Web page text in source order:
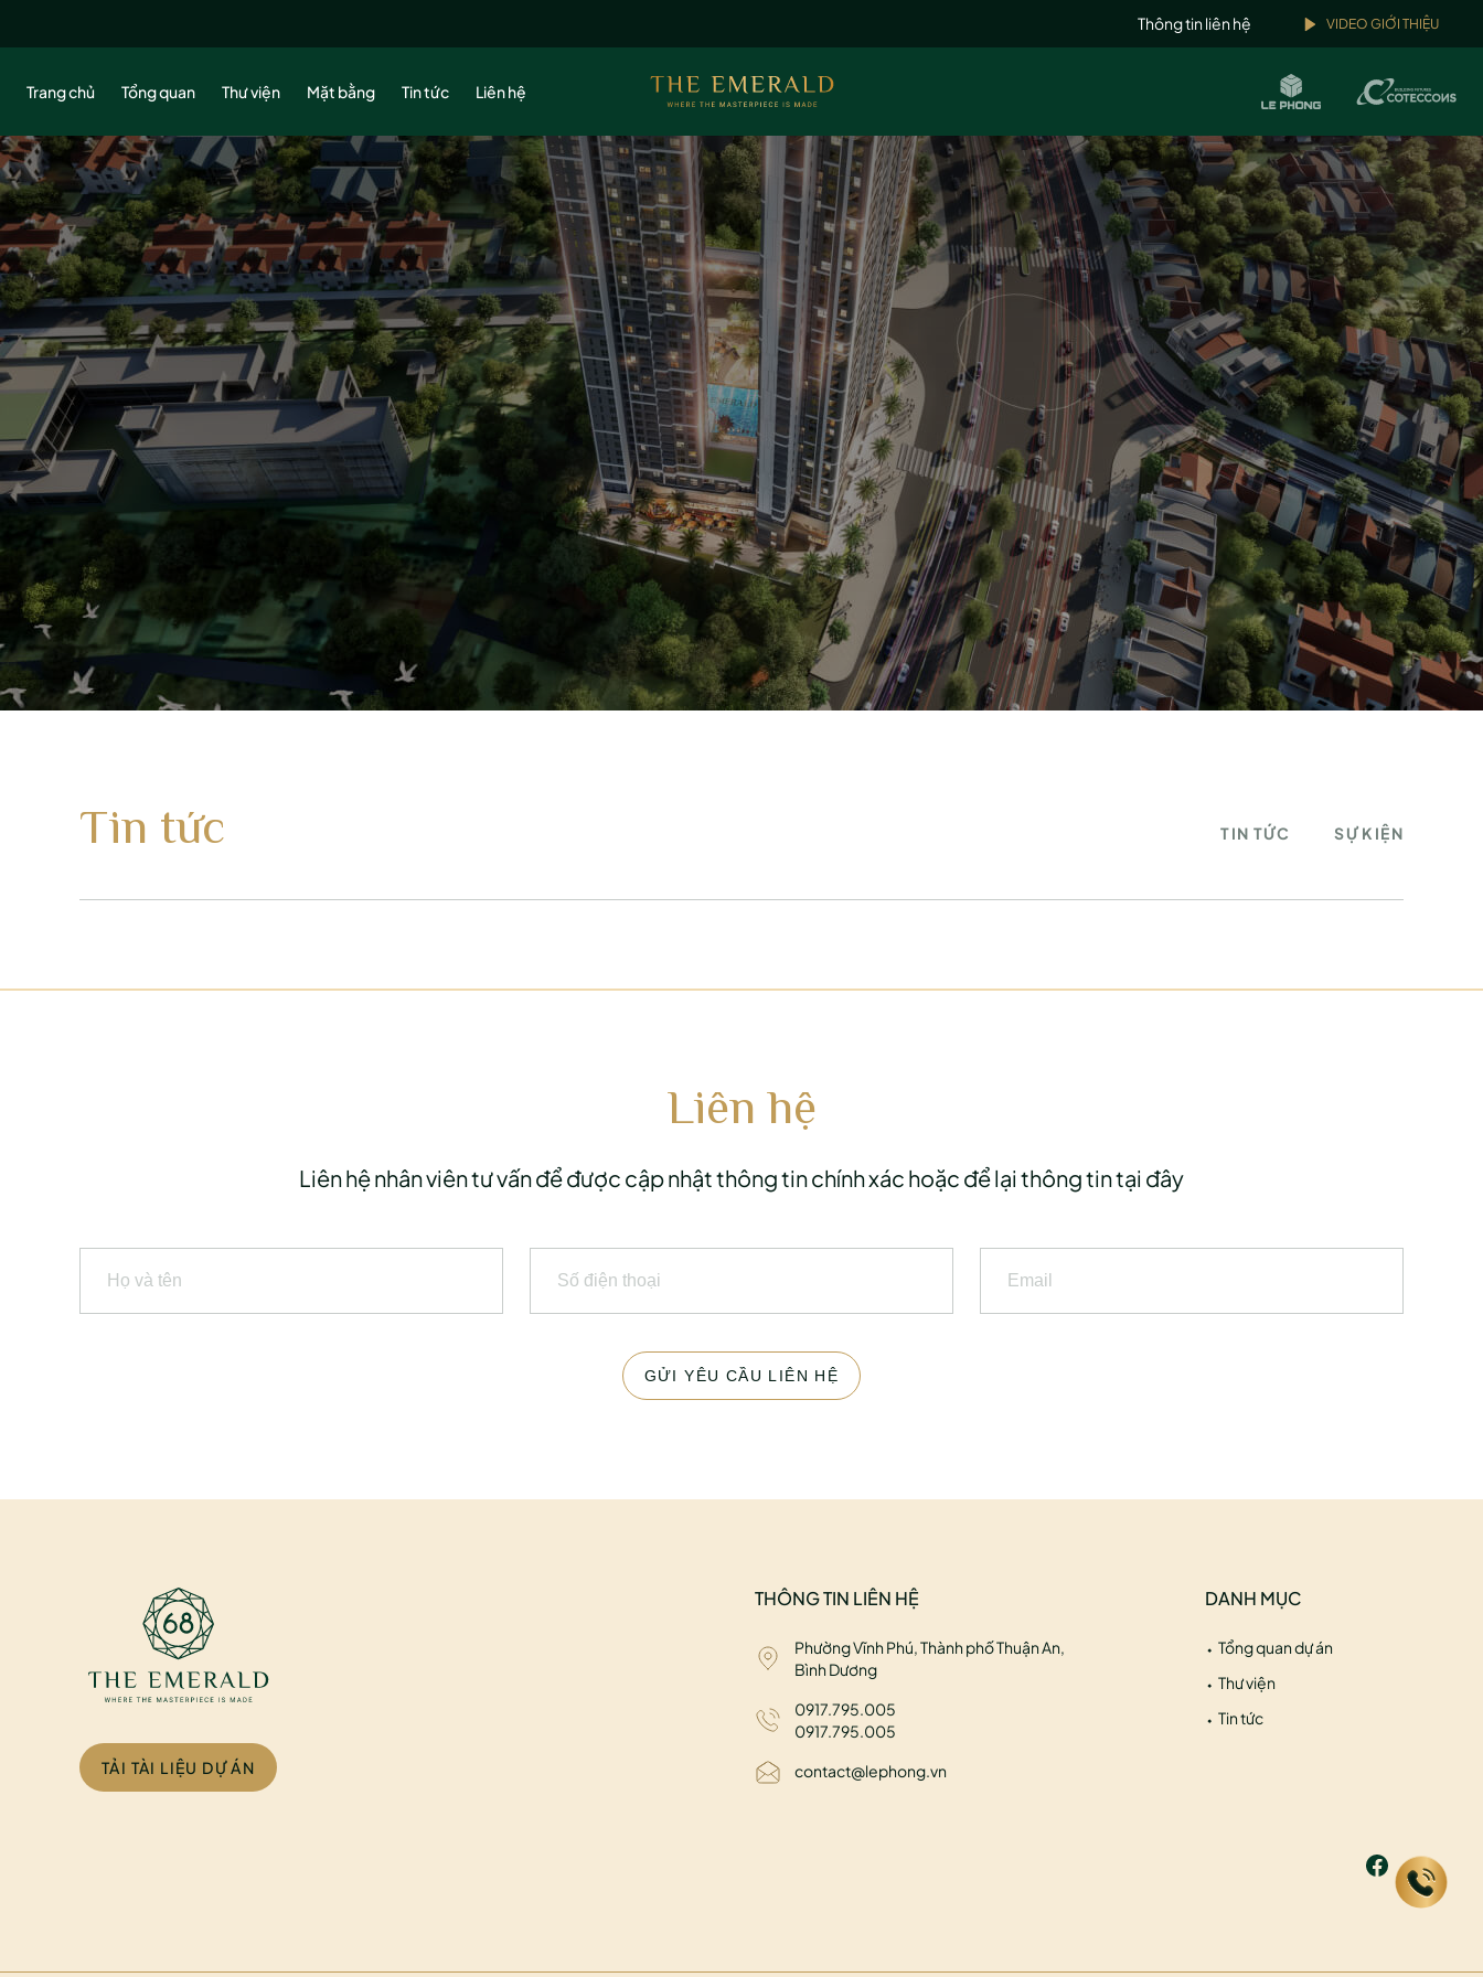
Thông tin liên hệ VIDEO GIỚI THIỆU
Trang chủ Tổng quan Thư viện Mặt bằng Tin tức Liên hệ
Tin tức TIN TỨC SỰ KIỆN
Liên hệ
Liên hệ nhân viên tư vấn để được cập nhật thông tin chính xác hoặc để lại thông tin tại đây
TẢI TÀI LIỆU DỰ ÁN
THÔNG TIN LIÊN HỆ
Phường Vĩnh Phú, Thành phố Thuận An,
Bình Dương
0917.795.005
0917.795.005
contact@lephong.vn
DANH MỤC
Tổng quan dự án
Thư viện
Tin tức